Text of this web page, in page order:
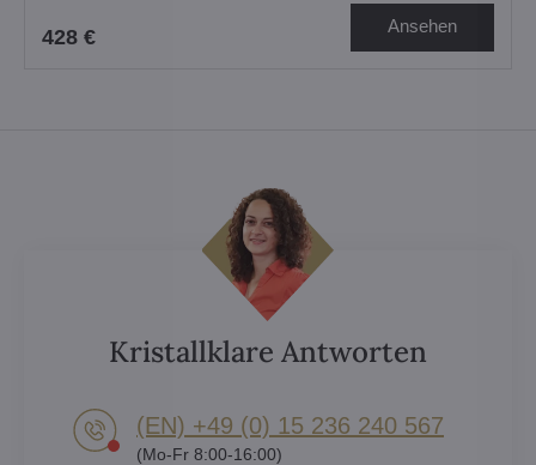
428 € Ansehen
Kristallklare Antworten
(EN) +49 (0) 15 236 240 567
(Mo-Fr 8:00-16:00)